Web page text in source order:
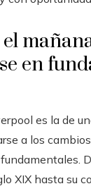
en
es la de
a los
XIX hasta su